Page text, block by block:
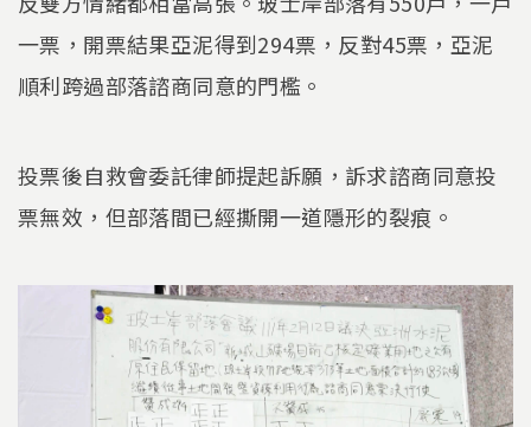
一票，開票結果亞泥得到294票，反對45票，亞泥
順利跨過部落諮商同意的門檻。
投票後自救會委託律師提起訴願，訴求諮商同意投
票無效，但部落間已經撕開一道隱形的裂痕。